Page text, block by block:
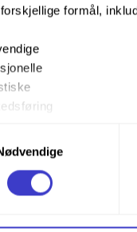
formål,
«Godta alle» gir
avmerkingsboksen